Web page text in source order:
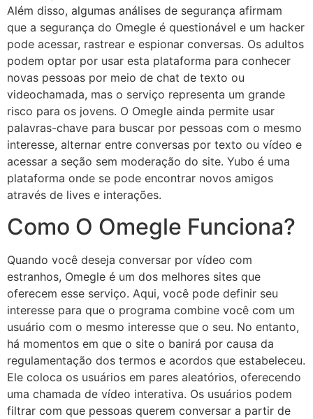
Além disso, algumas análises de segurança afirmam
que a segurança do Omegle é questionável e um hacker
pode acessar, rastrear e espionar conversas. Os adultos
podem optar por usar esta plataforma para conhecer
novas pessoas por meio de chat de texto ou
videochamada, mas o serviço representa um grande
risco para os jovens. O Omegle ainda permite usar
palavras-chave para buscar por pessoas com o mesmo
interesse, alternar entre conversas por texto ou vídeo e
acessar a seção sem moderação do site. Yubo é uma
plataforma onde se pode encontrar novos amigos
através de lives e interações.
Como O Omegle Funciona?
Quando você deseja conversar por vídeo com
estranhos, Omegle é um dos melhores sites que
oferecem esse serviço. Aqui, você pode definir seu
interesse para que o programa combine você com um
usuário com o mesmo interesse que o seu. No entanto,
há momentos em que o site o banirá por causa da
regulamentação dos termos e acordos que estabeleceu.
Ele coloca os usuários em pares aleatórios, oferecendo
uma chamada de vídeo interativa. Os usuários podem
filtrar com que pessoas querem conversar a partir de